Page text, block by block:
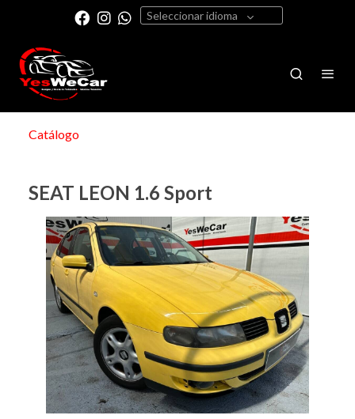
Seleccionar idioma
Catálogo
SEAT LEON 1.6 Sport